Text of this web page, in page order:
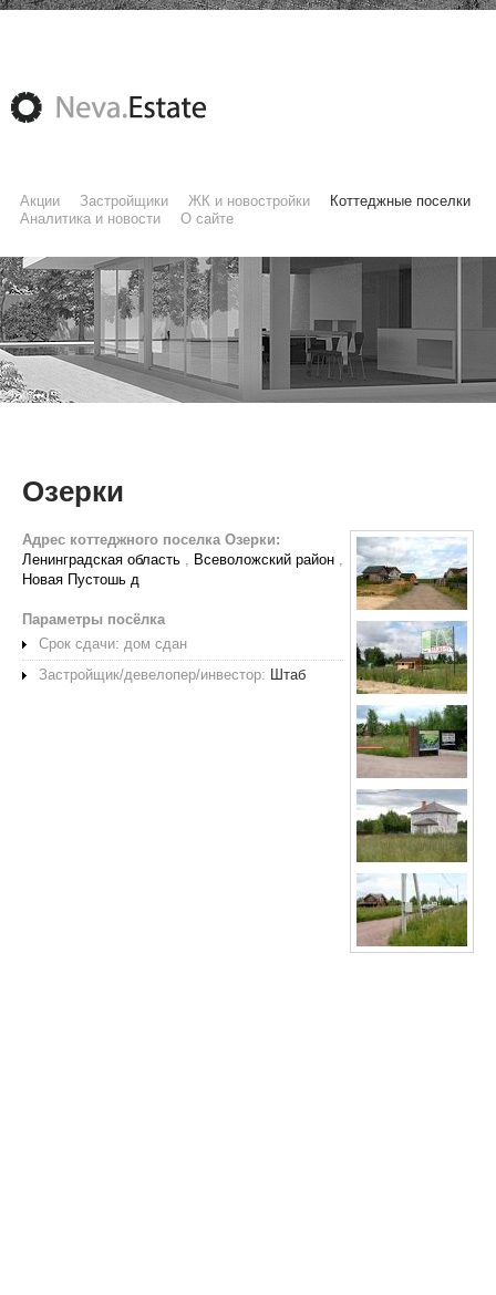
Акции Застройщики ЖК и новостройки
Коттеджные поселки
Аналитика и новости
О сайте
Озерки
Адрес коттеджного поселка Озерки:
Ленинградская область , Всеволожский район ,
Новая Пустошь д
Параметры посёлка
Срок сдачи: дом сдан
Застройщик/девелопер/инвестор: Штаб